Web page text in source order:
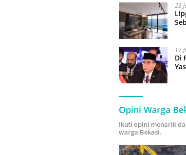
23
17
Di
Opini Warga
Ikuti opini menarik
warga Bekasi.